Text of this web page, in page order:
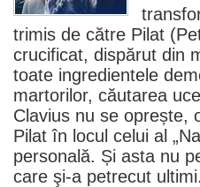
trimis de către Pilat (
crucificat, dispărut din
toate ingredientele
martorilor, căutarea
Clavius nu se oprește,
Pilat în locul celui al
personală. Și asta nu
care şi-a petrecut